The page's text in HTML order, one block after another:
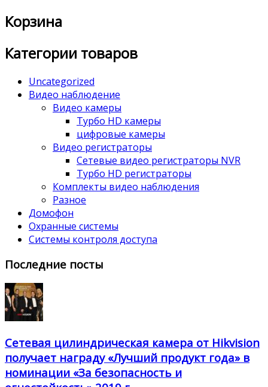
Корзина
Категории товаров
Uncategorized
Видео наблюдение
Видео камеры
Турбо HD камеры
цифровые камеры
Видео регистраторы
Сетевые видео регистраторы NVR
Турбо HD регистраторы
Комплекты видео наблюдения
Разное
Домофон
Охранные системы
Системы контроля доступа
Последние посты
Сетевая цилиндрическая камера от Hikvision
получает награду «Лучший продукт года» в
номинации «За безопасность и